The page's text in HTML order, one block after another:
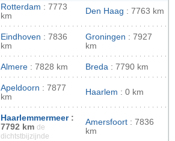
Rotterdam : 7773
km
Den Haag : 7763 km
Eindhoven : 7836
km
Groningen : 7927
km
Almere : 7828 km Breda : 7790 km
Apeldoorn : 7877
km
Haarlem : 0 km
Haarlemmermeer:
7792 km de
dichtstbijzijnde
Amersfoort : 7836
km